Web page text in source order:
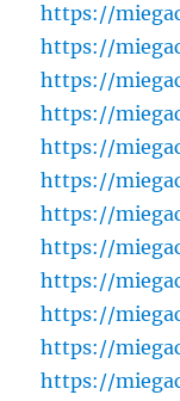
https://
https://
https://
https://
https://
https://
https://
https://
https://
https://
https://
https://